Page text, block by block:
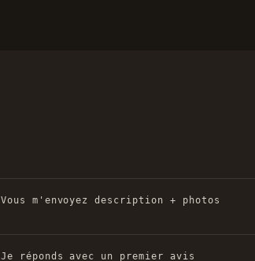
Vous m'envoyez description + photos
Je réponds avec un premier avis